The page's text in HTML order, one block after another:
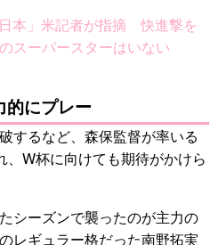
本」米記者が指摘 快進撃を
スーパースターはいない
的にプレー
するなど、森保監督が率いる
、W杯に向けても期待がかけら
シーズンで襲ったのが主力の
レギュラー格だった南野拓実